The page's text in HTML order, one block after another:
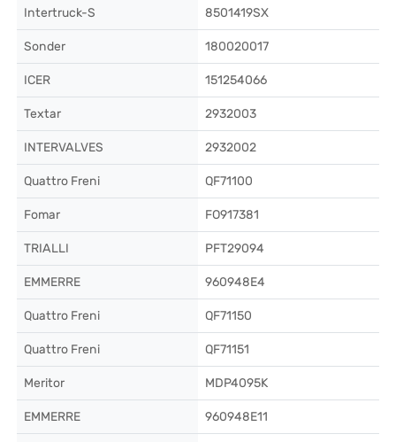
Intertruck-S 8501419SX
Sonder 180020017
ICER 151254066
Textar 2932003
INTERVALVES 2932002
Quattro Freni QF71100
Fomar FO917381
TRIALLI PFT29094
EMMERRE 960948E4
Quattro Freni QF71150
Quattro Freni QF71151
Meritor MDP4095K
EMMERRE 960948E11